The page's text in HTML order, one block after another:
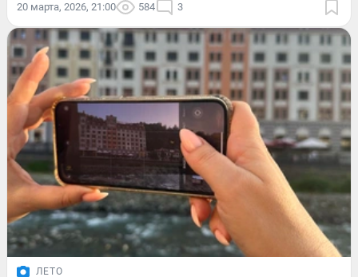
20 марта, 2026, 21:00 584 3
ЛЕТО